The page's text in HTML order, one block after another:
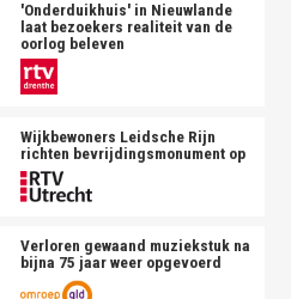
'Onderduikhuis' in Nieuwlande
laat bezoekers realiteit van de
oorlog beleven
Wijkbewoners Leidsche Rijn
richten bevrijdingsmonument op
Verloren gewaand muziekstuk na
bijna 75 jaar weer opgevoerd